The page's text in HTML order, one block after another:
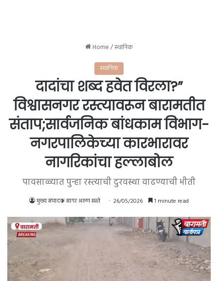
Home/स्थानिक
स्थानिक
दादांचा शब्द हवेत विरला?”
विश्वासनगर रस्त्यावरून बारामतीत
संताप;सार्वजनिक बांधकाम विभाग-
नगरपालिकेच्या कारभारावर
नागरिकांचा हल्लाबोल
पावसाळ्यात पुन्हा रस्त्याची दुरवस्था वाढण्याची भीती
मुख्य संपादक सागर अरुण सस्ते 26/05/2026 1 minute read